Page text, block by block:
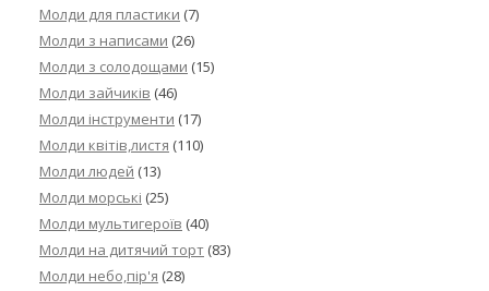
Молди для пластики (7)
Молди з написами (26)
Молди з солодощами (15)
Молди зайчиків (46)
Молди інструменти (17)
Молди квітів,листя (110)
Молди людей (13)
Молди морські (25)
Молди мультигероїв (40)
Молди на дитячий торт (83)
Молди небо,пір'я (28)